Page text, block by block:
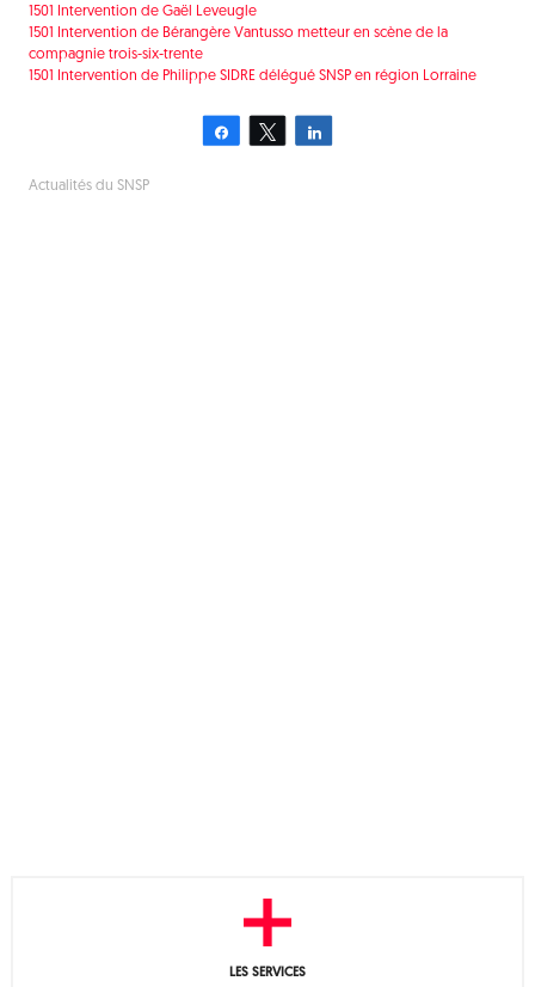
1501 Intervention de Gaël Leveugle
1501 Intervention de Bérangère Vantusso metteur en scène de la
compagnie trois-six-trente
1501 Intervention de Philippe SIDRE délégué SNSP en région Lorraine
Partagez Tweetez
Actualités du SNSP
LES SERVICES